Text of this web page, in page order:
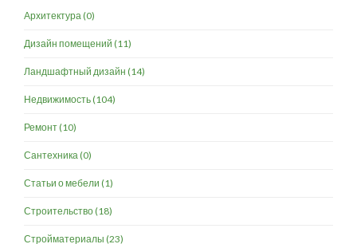
Архитектура(0)
Дизайн помещений (11)
Ландшафтный дизайн (14)
Недвижимость(104)
Ремонт(10)
Сантехника(0)
Статьи о мебели (1)
Строительство(18)
Стройматериалы (23)